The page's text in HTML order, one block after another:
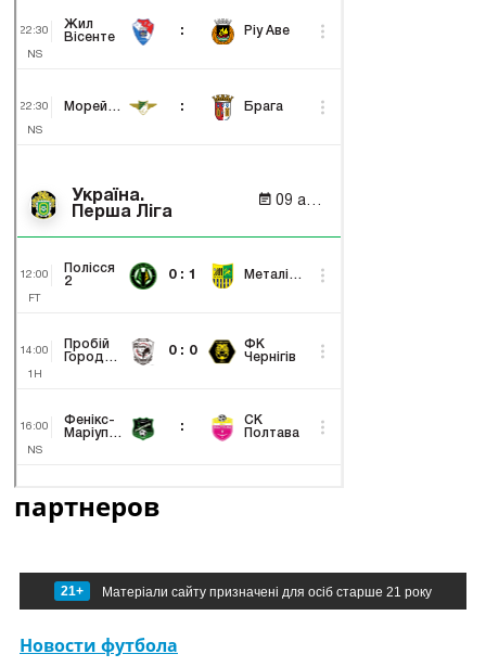
партнеров
21+ Матеріали сайту призначені для осіб старше 21 року
Новости футбола